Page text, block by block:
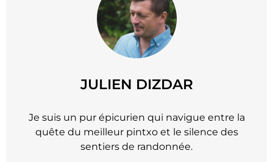
JULIEN DIZDAR
Je suis un pur épicurien qui navigue entre la
quête du meilleur pintxo et le silence des
sentiers de randonnée.